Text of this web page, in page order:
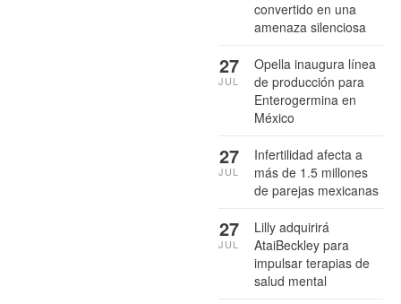
convertido en una
amenaza silenciosa
Opella inaugura línea
de producción para
Enterogermina en
México
27
JUL
Infertilidad afecta a
más de 1.5 millones
de parejas mexicanas
27
JUL
Lilly adquirirá
AtaiBeckley para
impulsar terapias de
salud mental
27
JUL